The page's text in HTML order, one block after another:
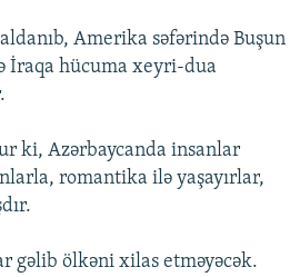
Amerika səfərində Buşun
İraqa hücuma xeyri-dua
ki, Azərbaycanda insanlar
romantika ilə yaşayırlar,
gəlib ölkəni xilas etməyəcək.